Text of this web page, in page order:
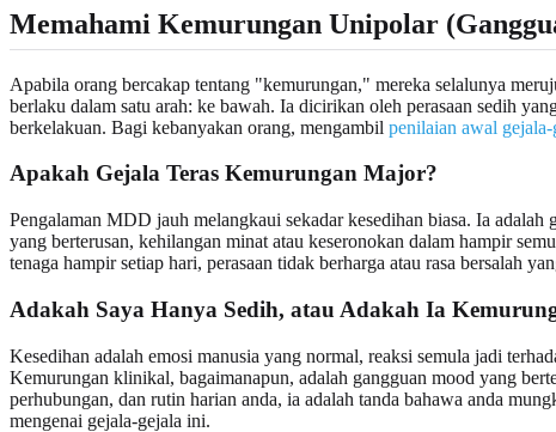
Memahami Kemurungan Unipolar
Apabila orang bercakap tentang "kemurungan," mereka selalunya
berlaku dalam satu arah: ke bawah. Ia dicirikan oleh perasaan sedih
berkelakuan. Bagi kebanyakan orang, mengambil penilaian awal gejala-
Apakah Gejala Teras Kemurungan Major?
Pengalaman MDD jauh melangkaui sekadar kesedihan biasa. Ia
yang berterusan, kehilangan minat atau keseronokan dalam hampir
tenaga hampir setiap hari, perasaan tidak berharga atau rasa bersalah
Adakah Saya Hanya Sedih, atau Adakah Ia
Kesedihan adalah emosi manusia yang normal, reaksi semula jadi
Kemurungan klinikal, bagaimanapun, adalah gangguan mood yang
perhubungan, dan rutin harian anda, ia adalah tanda bahawa anda
mengenai gejala-gejala ini.